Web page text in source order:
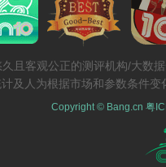
且客观公正的测评机构/大数
及人为根据市场和参数条件
Copyright © Bang.cn 粤